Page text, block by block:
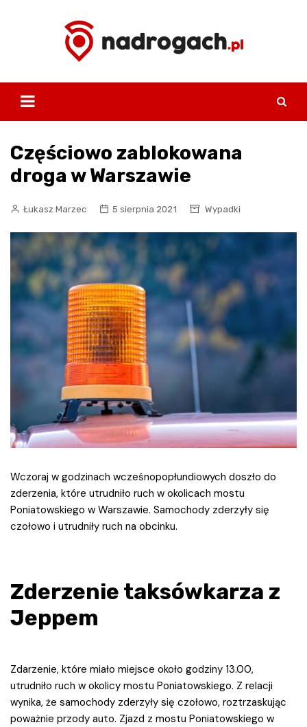
Częściowo zablokowana
droga w Warszawie
Łukasz Marzec 5 sierpnia 2021 Wypadki
Wczoraj w godzinach wcześnopopłundiowych doszło do
zderzenia, które utrudniło ruch w okolicach mostu
Poniatowskiego w Warszawie. Samochody zderzyły się
czołowo i utrudniły ruch na obcinku.
Zderzenie taksówkarza z
Jeppem
Zdarzenie, które miało miejsce około godziny 13.00,
utrudniło ruch w okolicy mostu Poniatowskiego. Z relacji
wynika, że samochody zderzyły się czołowo, roztrzaskując
poważnie przody auto. Zjazd z mostu Poniatowskiego w